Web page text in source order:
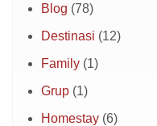
Blog (78)
Destinasi (12)
Family (1)
Grup (1)
Homestay (6)